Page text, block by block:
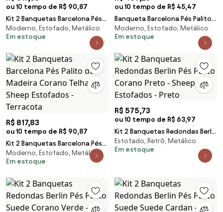
ou 10 tempo de R$ 90,87
Kit 2 Banquetas Barcelona Pés
Palito de Madeira Corano Café
- Sheep Estofados - Marrom
Moderno, Estofado, Metálico
Em estoque
ou 10 tempo de R$ 45,47
Banqueta Barcelona Pés Palito
de Madeira Suede Estampado
Cola - Sheep Estofados -
Moderno, Estofado, Metálico
Em estoque
R$ 817,83
ou 10 tempo de R$ 90,87
Kit 2 Banquetas Barcelona Pés
Palito de Madeira Corano Telha
- Sheep Estofados - Terracota
Moderno, Estofado, Metálico
Em estoque
R$ 575,73
ou 10 tempo de R$ 63,97
Kit 2 Banquetas Redondas Berlin
Pés Palito Corano Preto -
Sheep Estofados - Preto
Estofado, Retrô, Metálico
Em estoque